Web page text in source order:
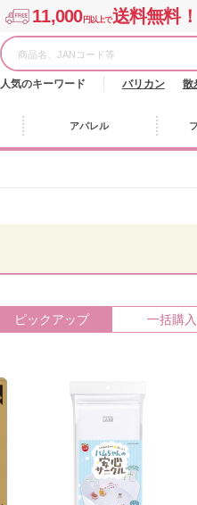
11,000円以上で送料無料！
人気のキーワード バリカン 散
アパレル
ピックアップ 一括購入